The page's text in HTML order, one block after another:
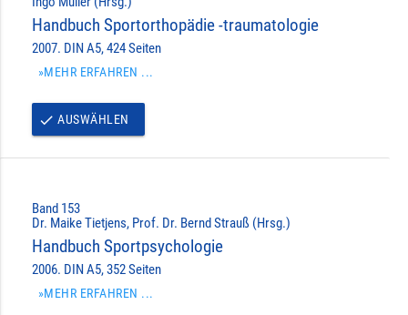
Handbuch Sportorthopädie -traumatologie
2007. DIN A5, 424 Seiten
»MEHR ERFAHREN ...
done AUSWÄHLEN
Band 153
Dr. Maike Tietjens, Prof. Dr. Bernd Strauß (Hrsg.)
Handbuch Sportpsychologie
2006. DIN A5, 352 Seiten
»MEHR ERFAHREN ...